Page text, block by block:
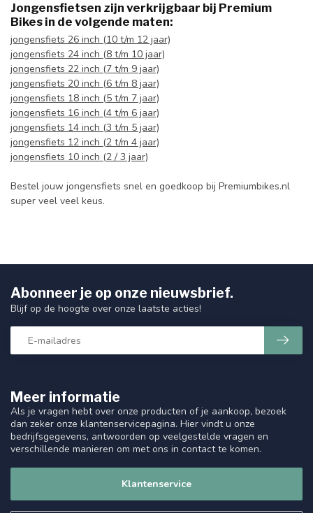
Jongensfietsen zijn verkrijgbaar bij Premium
Bikes in de volgende maten:
jongensfiets 26 inch (10 t/m 12 jaar)
jongensfiets 24 inch (8 t/m 10 jaar)
jongensfiets 22 inch (7 t/m 9 jaar)
jongensfiets 20 inch (6 t/m 8 jaar)
jongensfiets 18 inch (5 t/m 7 jaar)
jongensfiets 16 inch (4 t/m 6 jaar)
jongensfiets 14 inch (3 t/m 5 jaar)
jongensfiets 12 inch (2 t/m 4 jaar)
jongensfiets 10 inch (2 / 3 jaar)
Bestel jouw jongensfiets snel en goedkoop bij Premiumbikes.nl
super veel veel keus.
Meer informatie
Als je vragen hebt over onze producten of je aankoop, bezoek
dan zeker onze klantenservicepagina. Hier vindt u onze
bedrijfsgegevens, antwoorden op veelgestelde vragen en
verschillende manieren om met ons in contact te komen.
Klantenservice
Abonneer je op onze nieuwsbrief.
Blijf op de hoogte over onze laatste acties!